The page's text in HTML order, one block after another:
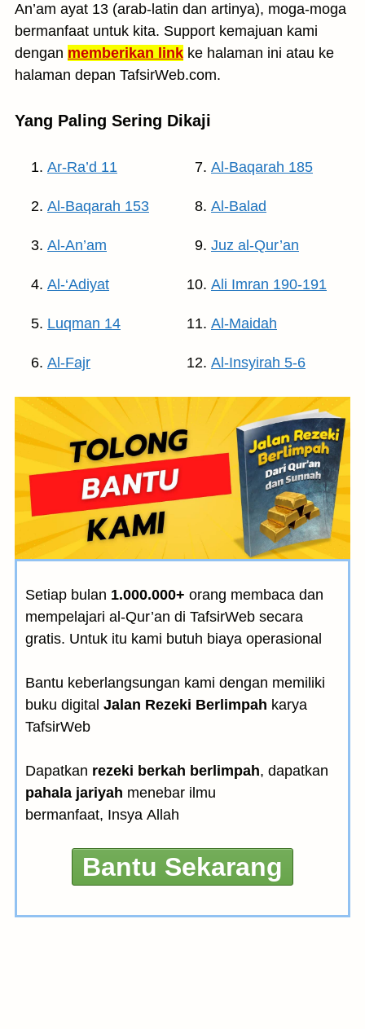
An’am ayat 13 (arab-latin dan artinya), moga-moga
bermanfaat untuk kita. Support kemajuan kami
dengan memberikan link ke halaman ini atau ke
halaman depan TafsirWeb.com.
Yang Paling Sering Dikaji
Ar-Ra’d 11
Al-Baqarah 153
Al-An’am
Al-‘Adiyat
Luqman 14
Al-Fajr
Al-Baqarah 185
Al-Balad
Juz al-Qur’an
Ali Imran 190-191
Al-Maidah
Al-Insyirah 5-6
Setiap bulan 1.000.000+ orang membaca dan
mempelajari al-Qur’an di TafsirWeb secara
gratis. Untuk itu kami butuh biaya operasional
Bantu keberlangsungan kami dengan memiliki
buku digital Jalan Rezeki Berlimpah karya
TafsirWeb
Dapatkan rezeki berkah berlimpah, dapatkan
pahala jariyah menebar ilmu
bermanfaat, Insya Allah
Bantu Sekarang